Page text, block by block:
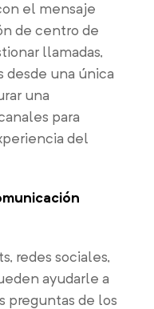
el mensaje
de centro de
llamadas,
desde una única
una
para
del
redes sociales,
ayudarle a
preguntas de los